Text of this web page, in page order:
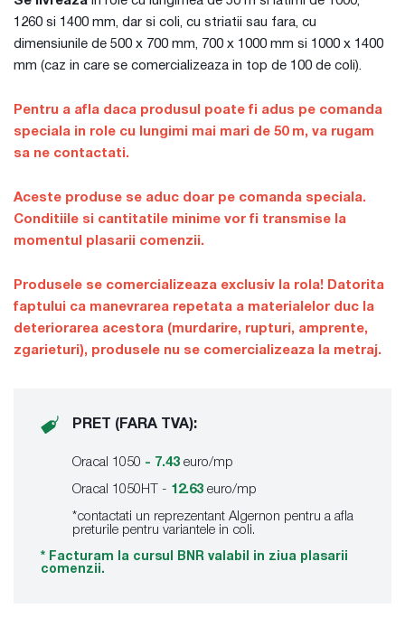
1260 si 1400 mm, dar si coli, cu striatii sau fara, cu
dimensiunile de 500 x 700 mm, 700 x 1000 mm si 1000 x 1400
mm (caz in care se comercializeaza in top de 100 de coli).
Pentru a afla daca produsul poate fi adus pe comanda
speciala in role cu lungimi mai mari de 50 m, va rugam
sa ne contactati.
Aceste produse se aduc doar pe comanda speciala.
Conditiile si cantitatile minime vor fi transmise la
momentul plasarii comenzii.
Produsele se comercializeaza exclusiv la rola! Datorita
faptului ca manevrarea repetata a materialelor duc la
deteriorarea acestora (murdarire, rupturi, amprente,
zgarieturi), produsele nu se comercializeaza la metraj.
PRET (FARA TVA):
Oracal 1050 - 7.43 euro/mp
Oracal 1050HT - 12.63 euro/mp
*contactati un reprezentant Algernon pentru a afla
preturile pentru variantele in coli.
* Facturam la cursul BNR valabil in ziua plasarii
comenzii.